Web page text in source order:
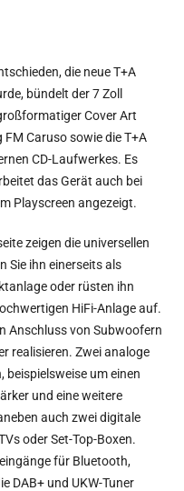
die neue T+A
bündelt der 7 Zoll
Cover Art
Caruso sowie die T+A
CD-Laufwerkes. Es
das Gerät auch bei
Playscreen angezeigt.
zeigen die universellen
Sie ihn einerseits als
oder rüsten ihn
HiFi-Anlage auf.
Anschluss von Subwoofern
realisieren. Zwei analoge
beispielsweise um einen
und eine weitere
auch zwei digitale
oder Set-Top-Boxen.
für Bluetooth,
DAB+ und UKW-Tuner